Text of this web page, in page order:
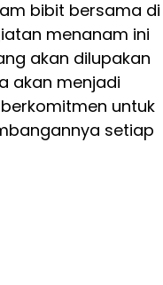
bibit bersama di
menanam ini
akan dilupakan
akan menjadi
untuk
setiap